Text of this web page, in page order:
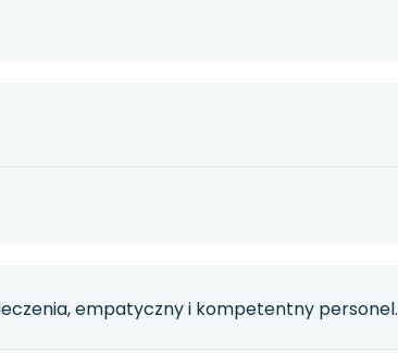
empatyczny i kompetentny personel.